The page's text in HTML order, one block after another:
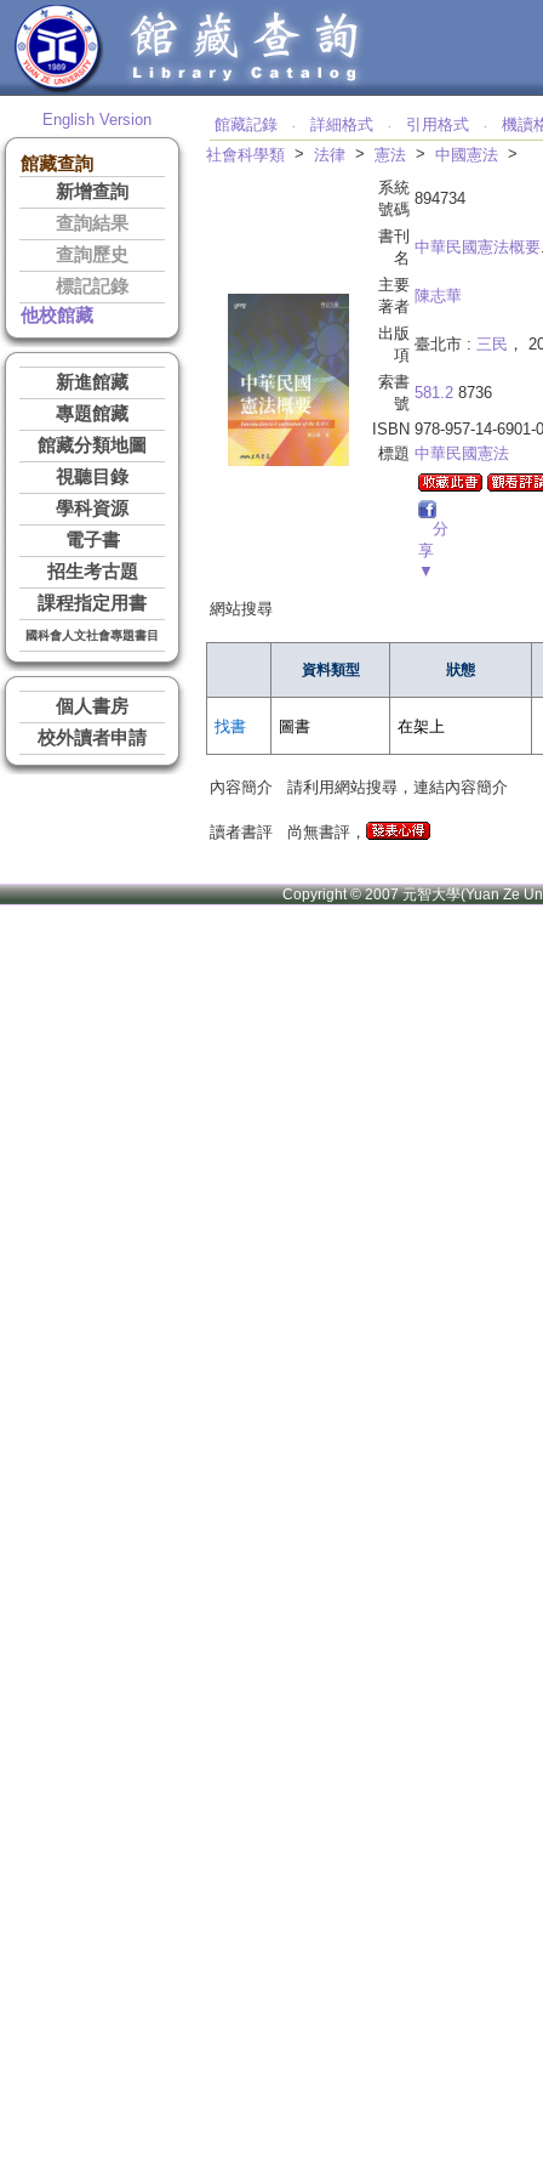
English Version
館藏查詢
新增查詢
查詢結果
查詢歷史
標記記錄
他校館藏
新進館藏
專題館藏
館藏分類地圖
視聽目錄
學科資源
電子書
招生考古題
課程指定用書
國科會人文社會專題書目
個人書房
校外讀者申請
館藏記錄 ‧ 詳細格式 ‧ 引用格式 ‧
機讀
社會科學類 > 法律 > 憲法 > 中國憲法 >
系統
號碼
894734
書刊
名
中華民國憲法概要
主要
著者
陳志華
出版
項
臺北市 : 三民 ，
索書
號
581.2 8736
ISBN 978-957-14-6901-0
標題 中華民國憲法
分
享
▼
網站搜尋
資料類型 狀態
找書 圖書 在架上
內容簡介 請利用網站搜尋，連結內容簡介
讀者書評 尚無書評，
Copyright © 2007 元智大學(Yuan Ze